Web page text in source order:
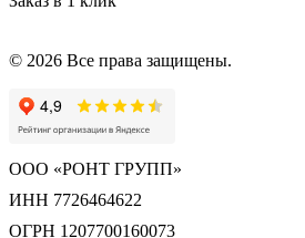
© 2026 Все права защищены.
ООО «РОНТ ГРУПП»
ИНН 7726464622
ОГРН 1207700160073